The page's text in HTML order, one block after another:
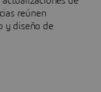
reúnen
y diseño de